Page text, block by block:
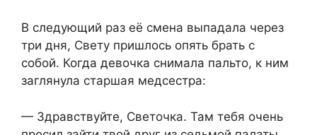
В следующий раз её смена выпадала через
три дня, Свету пришлось опять брать с
собой. Когда девочка снимала пальто, к ним
заглянула старшая медсестра:
— Здравствуйте, Светочка. Там тебя очень